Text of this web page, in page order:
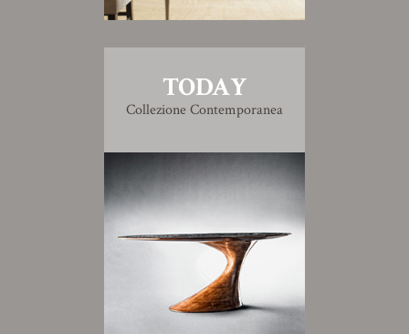
TODAY
Collezione Contemporanea